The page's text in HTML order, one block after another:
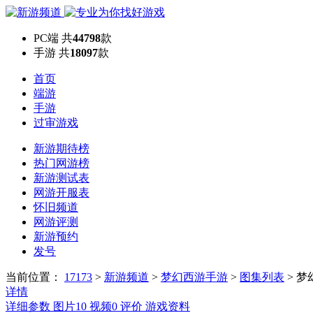
PC端 共44798款
手游 共18097款
首页
端游
手游
过审游戏
新游期待榜
热门网游榜
新游测试表
网游开服表
怀旧频道
网游评测
新游预约
发号
当前位置： 17173 > 新游频道 > 梦幻西游手游 > 图集列表 > 梦
详情
详细参数 图片10 视频0 评价 游戏资料